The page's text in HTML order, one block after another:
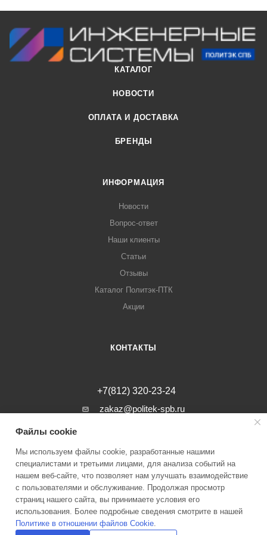
КАТАЛОГ
НОВОСТИ
ОПЛАТА И ДОСТАВКА
БРЕНДЫ
ИНФОРМАЦИЯ
Новости
Вопрос-ответ
Наши клиенты
Статьи
Отзывы
Каталог Политэк-ПТК
Акции
КОНТАКТЫ
+7(812) 320-23-24
zakaz@politek-spb.ru
г. Санкт-Петербург, Минеральная ул, д.
2026 © Инженерные системы Политэк СПБ Все права защищены
Файлы cookie
Мы используем файлы cookie, разработанные нашими
специалистами и третьими лицами, для анализа событий на
нашем веб-сайте, что позволяет нам улучшать взаимодействие
с пользователями и обслуживание. Продолжая просмотр
страниц нашего сайта, вы принимаете условия его
использования. Более подробные сведения смотрите в нашей
Политике в отношении файлов Cookie.